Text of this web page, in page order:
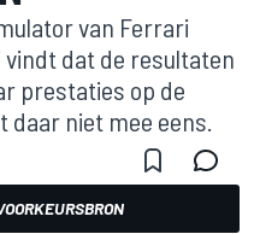
van Ferrari
dat de resultaten
prestaties op de
daar niet mee eens.